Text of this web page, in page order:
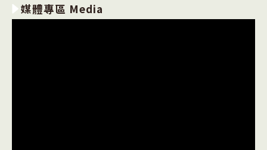
媒體專區 Media